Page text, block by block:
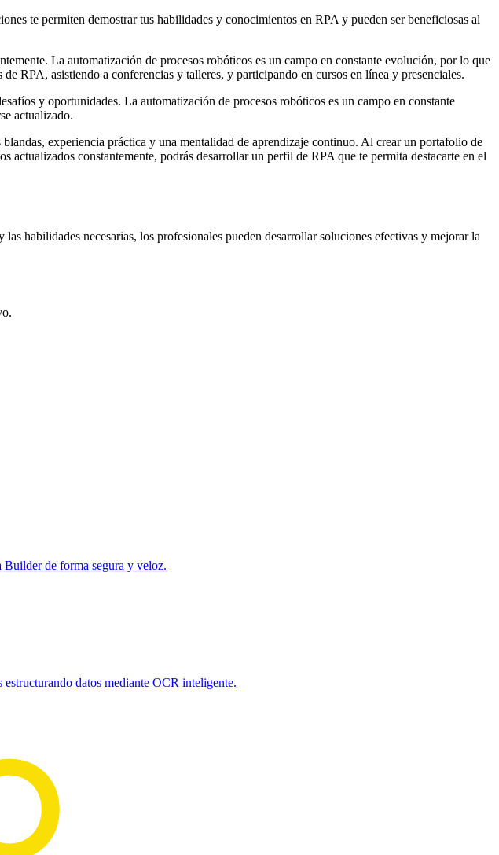
te permiten demostrar tus habilidades y conocimientos en RPA y pueden ser beneficiosas al
La automatización de procesos robóticos es un campo en constante evolución, por lo que
RPA, asistiendo a conferencias y talleres, y participando en cursos en línea y presenciales.
y oportunidades. La automatización de procesos robóticos es un campo en constante
actualizado.
experiencia práctica y una mentalidad de aprendizaje continuo. Al crear un portafolio de
constantemente, podrás desarrollar un perfil de RPA que te permita destacarte en el
habilidades necesarias, los profesionales pueden desarrollar soluciones efectivas y mejorar la
Builder de forma segura y veloz.
datos mediante OCR inteligente.